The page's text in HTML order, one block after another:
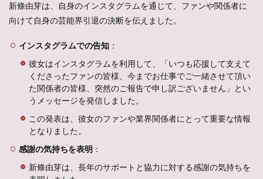
新條由芽は、自身のインスタグラムを通じて、ファンや関係者に
向けて自身の芸能界引退の決断を伝えました。
インスタグラムでの告知 ：
彼女はインスタグラムを利用して、「いつも応援して支えて
くださったファンの皆様、今までお仕事でご一緒させて頂い
た関係者の皆様、突然のご報告で申し訳ございません」とい
うメッセージを発信しました。
この発表は、彼女のファンや業界関係者にとって重要な情報
となりました。
感謝の気持ちを表明 ：
新條由芽は、長年のサポートと協力に対する感謝の気持ちを